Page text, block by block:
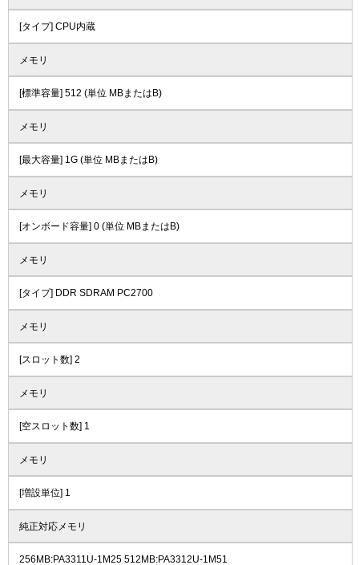
[タイプ] CPU内蔵
メモリ
[標準容量] 512 (単位 MBまたはB)
メモリ
[最大容量] 1G (単位 MBまたはB)
メモリ
[オンボード容量] 0 (単位 MBまたはB)
メモリ
[タイプ] DDR SDRAM PC2700
メモリ
[スロット数] 2
メモリ
[空スロット数] 1
メモリ
[増設単位] 1
純正対応メモリ
256MB:PA3311U-1M25 512MB:PA3312U-1M51